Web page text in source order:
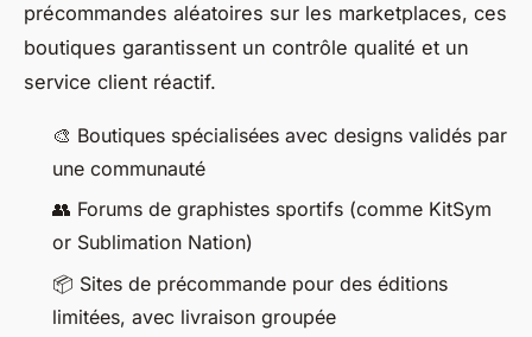
précommandes aléatoires sur les marketplaces, ces
boutiques garantissent un contrôle qualité et un
service client réactif.
🎨 Boutiques spécialisées avec designs validés par
une communauté
👥 Forums de graphistes sportifs (comme KitSym
or Sublimation Nation)
📦 Sites de précommande pour des éditions
limitées, avec livraison groupée